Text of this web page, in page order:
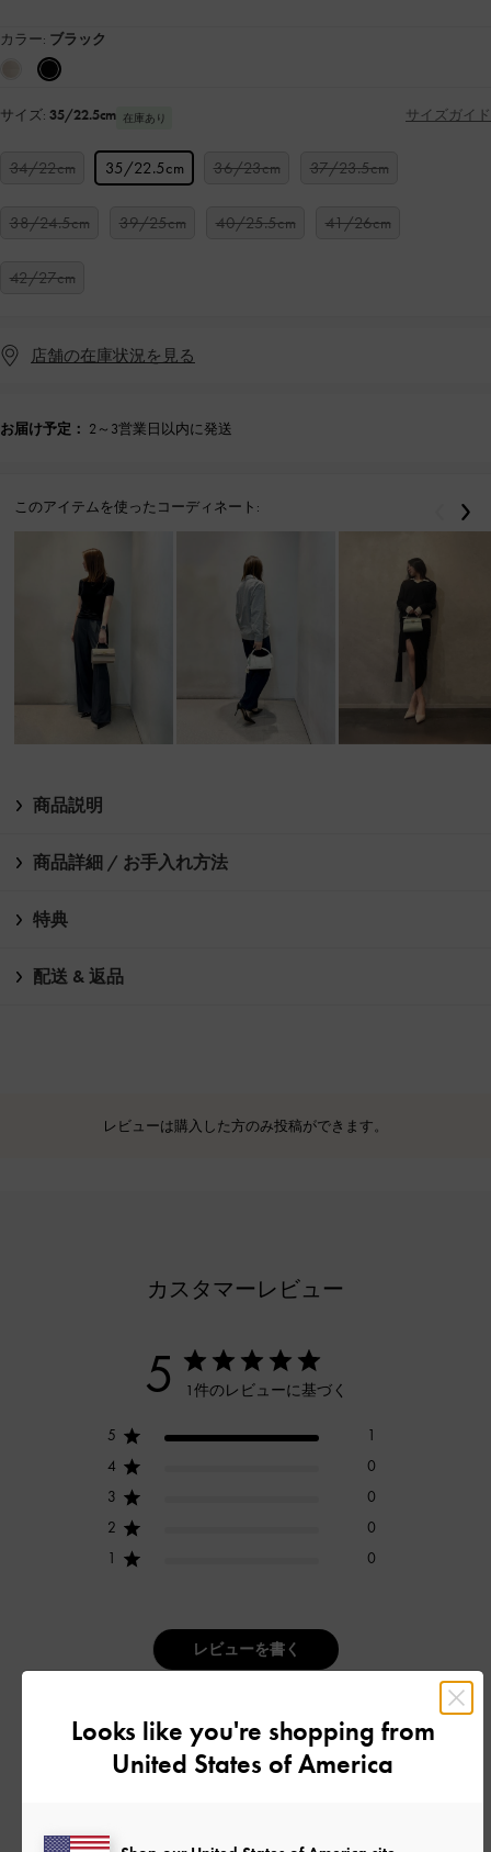
カラー: ブラック
サイズ: 35/22.5cm 在庫あり サイズガイド
34/22cm 35/22.5cm 36/23cm 37/23.5cm
38/24.5cm 39/25cm 40/25.5cm 41/26cm
42/27cm
店舗の在庫状況を見る
お届け予定： 2～3営業日以内に発送
このアイテムを使ったコーディネート: 戻る
商品説明
商品詳細 / お手入れ方法
特典
配送 & 返品
レビューは購入した方のみ投稿ができます。
カスタマーレビュー
5 1件のレビューに基づく
5
1
4
0
3
0
2
0
1
0
レビューを書く
デザイン
Looks like you're shopping from
United States of America